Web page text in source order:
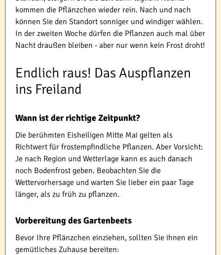
kommen die Pflänzchen wieder rein. Nach und nach
können Sie den Standort sonniger und windiger wählen.
In der zweiten Woche dürfen die Pflanzen auch mal über
Nacht draußen bleiben - aber nur wenn kein Frost droht!
Endlich raus! Das Auspflanzen
ins Freiland
Wann ist der richtige Zeitpunkt?
Die berühmten Eisheiligen Mitte Mai gelten als
Richtwert für frostempfindliche Pflanzen. Aber Vorsicht:
Je nach Region und Wetterlage kann es auch danach
noch Bodenfrost geben. Beobachten Sie die
Wettervorhersage und warten Sie lieber ein paar Tage
länger, als zu früh zu pflanzen.
Vorbereitung des Gartenbeets
Bevor Ihre Pflänzchen einziehen, sollten Sie ihnen ein
gemütliches Zuhause bereiten: